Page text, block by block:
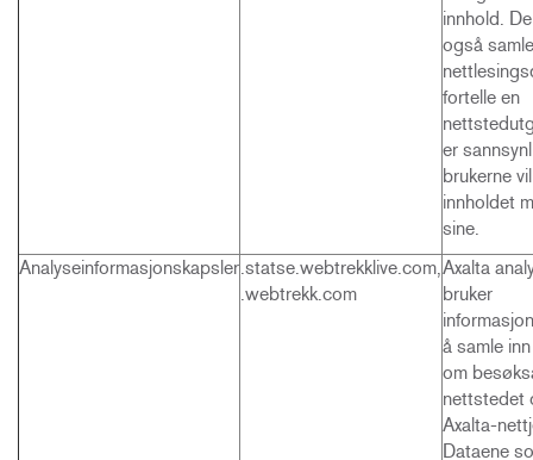
innhold.
også
fortelle en
er
brukerne
innholdet
sine.
Analyseinformasjonskapsler .statse.webtrekklive.com,
.webtrekk.com
Axalta
bruker
å samle
om
nettstedet
Axalta-
Dataene